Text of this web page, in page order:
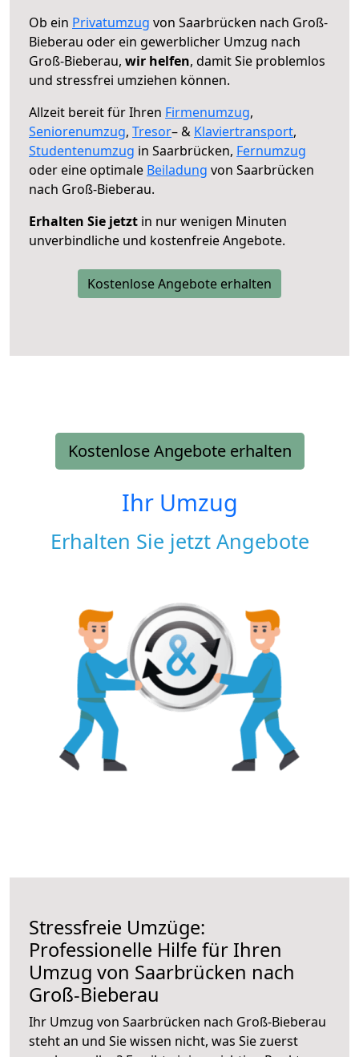
Ob ein Privatumzug von Saarbrücken nach Groß-
Bieberau oder ein gewerblicher Umzug nach
Groß-Bieberau, wir helfen, damit Sie problemlos
und stressfrei umziehen können.
Allzeit bereit für Ihren Firmenumzug,
Seniorenumzug, Tresor– & Klaviertransport,
Studentenumzug in Saarbrücken, Fernumzug
oder eine optimale Beiladung von Saarbrücken
nach Groß-Bieberau.
Erhalten Sie jetzt in nur wenigen Minuten
unverbindliche und kostenfreie Angebote.
Kostenlose Angebote erhalten
Kostenlose Angebote erhalten
Ihr Umzug
Erhalten Sie jetzt Angebote
Stressfreie Umzüge:
Professionelle Hilfe für Ihren
Umzug von Saarbrücken nach
Groß-Bieberau
Ihr Umzug von Saarbrücken nach Groß-Bieberau
steht an und Sie wissen nicht, was Sie zuerst